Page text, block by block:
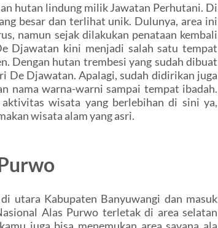
hutan lindung milik Jawatan Perhutani. Di
besar dan terlihat unik. Dulunya, area ini
namun sejak dilakukan penataan kembali
Djawatan kini menjadi salah satu tempat
Dengan hutan trembesi yang sudah dibuat
De Djawatan. Apalagi, sudah didirikan juga
nama warna-warni sampai tempat ibadah.
wisata yang berlebihan di sini ya,
wisata alam yang asri.
utara Kabupaten Banyuwangi dan masuk
Alas Purwo terletak di area selatan